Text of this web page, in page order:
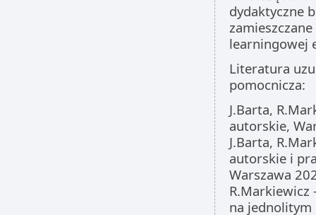
dydaktyczne
learningowej
Literatura
pomocnicza:
J.Barta,
autorskie,
J.Barta,
autorskie i
Warszawa
R.Markiewicz
na